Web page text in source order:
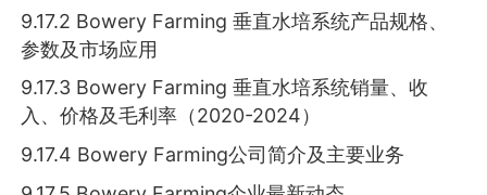
9.17.2 Bowery Farming 垂直水培系统产品规格、
参数及市场应用
9.17.3 Bowery Farming 垂直水培系统销量、收
入、价格及毛利率（2020-2024）
9.17.4 Bowery Farming公司简介及主要业务